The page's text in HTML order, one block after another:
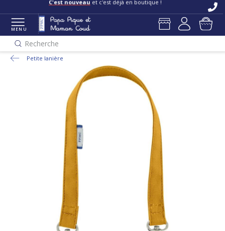
C'est nouveau et c'est déjà en boutique !
MENU
Recherche
Petite lanière